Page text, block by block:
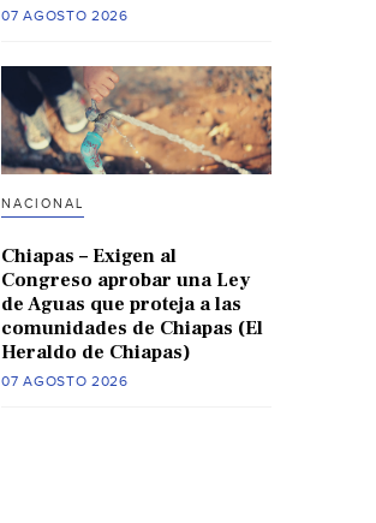
07 AGOSTO 2026
NACIONAL
Chiapas – Exigen al
Congreso aprobar una Ley
de Aguas que proteja a las
comunidades de Chiapas (El
Heraldo de Chiapas)
07 AGOSTO 2026